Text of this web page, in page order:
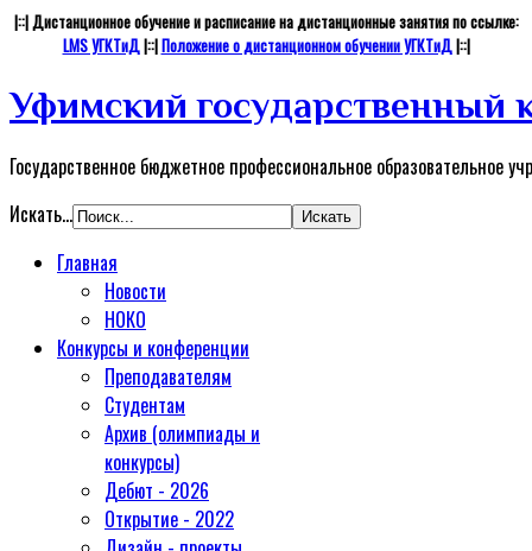
|::| Дистанционное обучение и расписание на дистанционные занятия по ссылке:
LMS УГКТиД|::|Положение о дистанционном обучении УГКТиД|::|
Уфимский государственный
Государственное бюджетное профессиональное образовательное
Искать...
Главная
Новости
НОКО
Конкурсы и конференции
Преподавателям
Студентам
Архив (олимпиады и
конкурсы)
Дебют - 2026
Открытие - 2022